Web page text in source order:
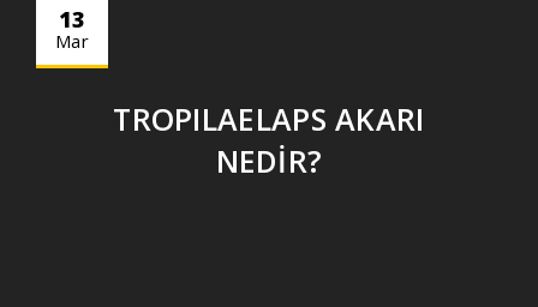
13
Mar
TROPILAELAPS AKARI
NEDİR?